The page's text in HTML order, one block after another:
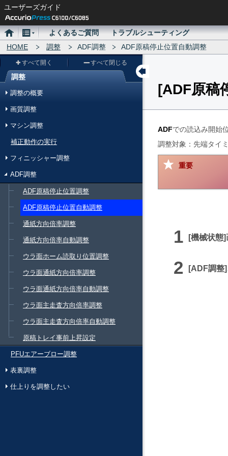
ユーザーズガイド
ホ
ー
メ
ニ
ュ
ー
よくあるご質問
トラブルシューティング
HOME
調整 ADF調整 ADF原稿停止位置自動調整
メ
ー
調整
すべて開く すべて閉じる
調整の概要
画質調整
マシン調整
補正動作の実行
フィニッシャー調整
ADF調整
ADF原稿停止位置調整
ADF原稿停止位置自動調整
通紙方向倍率調整
通紙方向倍率自動調整
ウラ面ホーム読取り位置調整
ウラ面通紙方向倍率調整
ウラ面通紙方向倍率自動調整
ウラ面主走査方向倍率調整
ウラ面主走査方向倍率自動調整
原稿トレイ事前上昇設定
PFUエアーブロー調整
表裏調整
仕上りを調整したい
ADF原稿
ADFでの読込み開始
調整対象：先端タイ
重要
機械状態
ADF調整